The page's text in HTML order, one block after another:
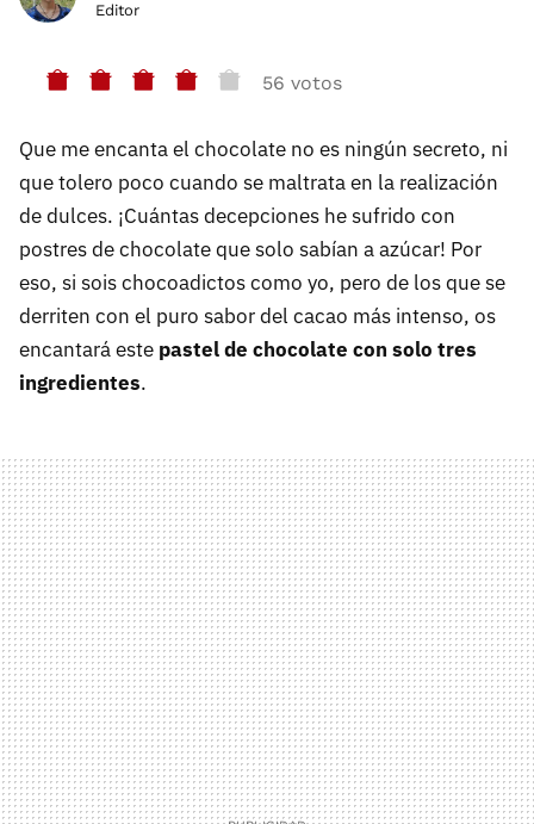
Editor
56 votos
Que me encanta el chocolate no es ningún secreto, ni
que tolero poco cuando se maltrata en la realización
de dulces. ¡Cuántas decepciones he sufrido con
postres de chocolate que solo sabían a azúcar! Por
eso, si sois chocoadictos como yo, pero de los que se
derriten con el puro sabor del cacao más intenso, os
encantará este pastel de chocolate con solo tres
ingredientes.